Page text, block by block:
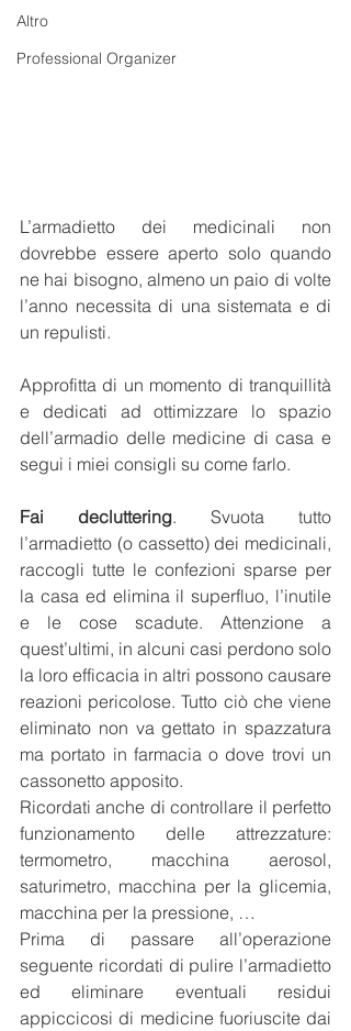
Altro
Professional Organizer
L’armadietto dei medicinali non
dovrebbe essere aperto solo quando
ne hai bisogno, almeno un paio di volte
l’anno necessita di una sistemata e di
un repulisti.
Approfitta di un momento di tranquillità
e dedicati ad ottimizzare lo spazio
dell’armadio delle medicine di casa e
segui i miei consigli su come farlo.
Fai decluttering. Svuota tutto
l’armadietto (o cassetto) dei medicinali,
raccogli tutte le confezioni sparse per
la casa ed elimina il superfluo, l’inutile
e le cose scadute. Attenzione a
quest’ultimi, in alcuni casi perdono solo
la loro efficacia in altri possono causare
reazioni pericolose. Tutto ciò che viene
eliminato non va gettato in spazzatura
ma portato in farmacia o dove trovi un
cassonetto apposito.
Ricordati anche di controllare il perfetto
funzionamento delle attrezzature:
termometro, macchina aerosol,
saturimetro, macchina per la glicemia,
macchina per la pressione, …
Prima di passare all’operazione
seguente ricordati di pulire l’armadietto
ed eliminare eventuali residui
appiccicosi di medicine fuoriuscite dai